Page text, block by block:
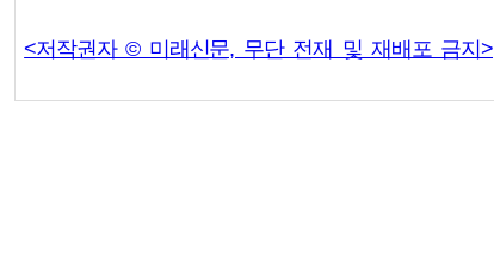
<저작권자 © 미래신문, 무단 전재 및 재배포 금지>